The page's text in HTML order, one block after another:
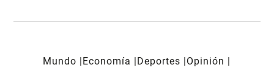
Mundo Economía Deportes
Opinión